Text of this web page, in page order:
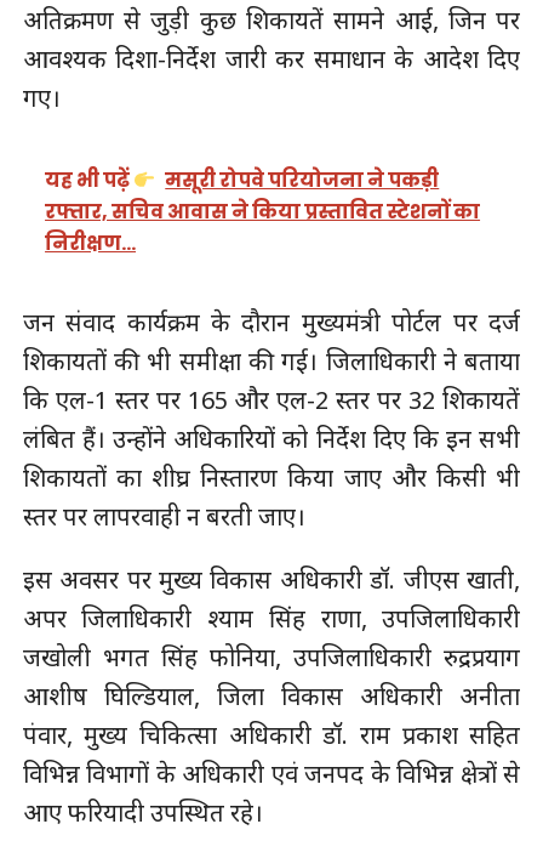
अतिक्रमण से जुड़ी कुछ शिकायतें सामने आईं, जिन पर
आवश्यक दिशा-निर्देश जारी कर समाधान के आदेश दिए
गए।
यह भी पढ़ें
मसूरी रोपवे परियोजना ने पकड़ी
रफ्तार, सचिव आवास ने किया प्रस्तावित स्टेशनों का
निरीक्षण…
जन संवाद कार्यक्रम के दौरान मुख्यमंत्री पोर्टल पर दर्ज
शिकायतों की भी समीक्षा की गई। जिलाधिकारी ने बताया
कि एल-1 स्तर पर 165 और एल-2 स्तर पर 32 शिकायतें
लंबित हैं। उन्होंने अधिकारियों को निर्देश दिए कि इन सभी
शिकायतों का शीघ्र निस्तारण किया जाए और किसी भी
स्तर पर लापरवाही न बरती जाए।
इस अवसर पर मुख्य विकास अधिकारी डॉ. जीएस खाती,
अपर जिलाधिकारी श्याम सिंह राणा, उपजिलाधिकारी
जखोली भगत सिंह फोनिया, उपजिलाधिकारी रुद्रप्रयाग
आशीष घिल्डियाल, जिला विकास अधिकारी अनीता
पंवार, मुख्य चिकित्सा अधिकारी डॉ. राम प्रकाश सहित
विभिन्न विभागों के अधिकारी एवं जनपद के विभिन्न क्षेत्रों से
आए फरियादी उपस्थित रहे।